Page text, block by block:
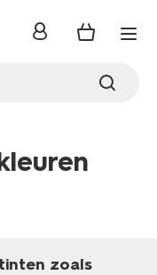
inloggen
zoals